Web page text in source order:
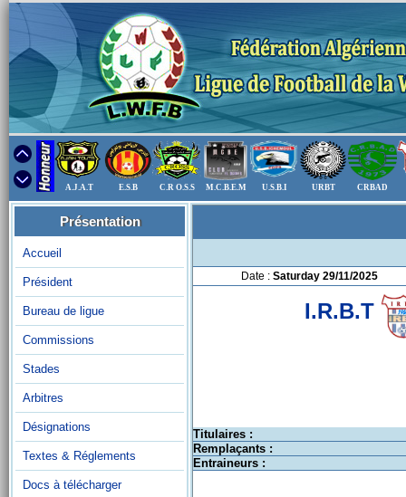
A.J.A.T E.S.B C.R O.S.S M.C.B.E.M U.S.B.I URBT CRBAD
Présentation
Accueil
Président
Bureau de ligue
Commissions
Stades
Arbitres
Désignations
Textes & Réglements
Docs à télécharger
Date : Saturday 29/11/2025
I.R.B.T
Titulaires :
Remplaçants :
Entraineurs :